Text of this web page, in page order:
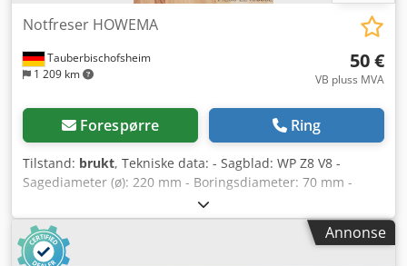
Tauberbischofsheim
1 209 km
Notfreser HOWEMA
50 €
VB pluss MVA
Forespørre Ring
Tilstand: brukt, Tekniske data: - Sagblad: WP Z8 V8 -
Sagediameter (ø): 220 mm - Boringsdiameter: 70 mm -
Lengde: 10 mm - Materiale: Stål Dsdszryi Tspfx Aqpjck -
Tilgjengelig: 16
Annonse